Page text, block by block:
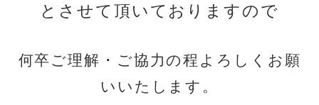
とさせて頂いておりますので
何卒ご理解・ご協力の程よろしくお願
いいたします。